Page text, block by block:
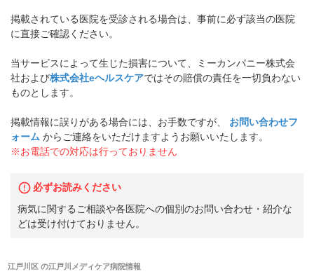
掲載されている医院を受診される場合は、事前に必ず該当の医院
に直接ご確認ください。
当サービスによって生じた損害について、ミーカンパニー株式会
社および株式会社eヘルスケアではその賠償の責任を一切負わない
ものとします。
掲載情報に誤りがある場合には、お手数ですが、
お問い合わせフ
ォーム からご連絡をいただけますようお願いいたします。
※お電話での対応は行っておりません
必ずお読みください
病気に関するご相談や各医院への個別のお問い合わせ・紹介な
どは受け付けておりません。
江戸川区の江戸川メディケア病院情報